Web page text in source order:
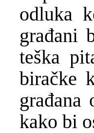
odluka
građani
teška
biračke
kako bi